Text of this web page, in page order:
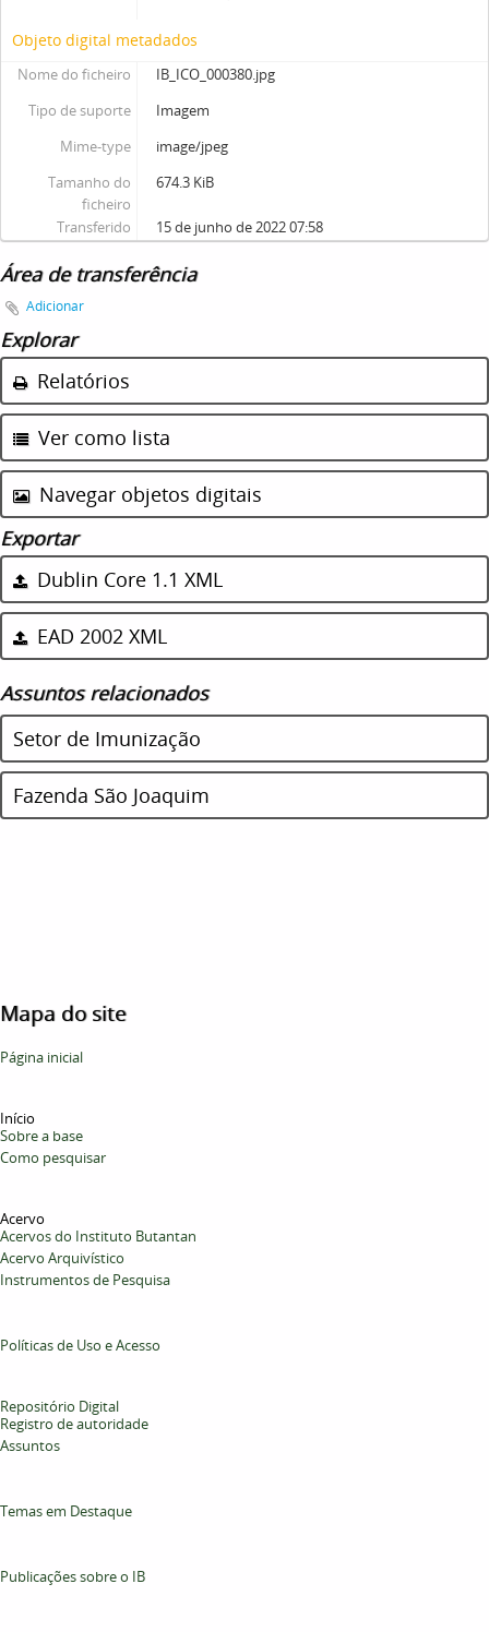
Objeto digital metadados
Nome do ficheiro
IB_ICO_000380.jpg
Tipo de suporte
Imagem
Mime-type
image/jpeg
Tamanho do
ficheiro
674.3 KiB
Transferido 15 de junho de 2022 07:58
Área de transferência
Adicionar
Explorar
Relatórios
Ver como lista
Navegar objetos digitais
Exportar
Dublin Core 1.1 XML
EAD 2002 XML
Assuntos relacionados
Setor de Imunização
Fazenda São Joaquim
Mapa do site
Página inicial
Início
Sobre a base
Como pesquisar
Acervo
Acervos do Instituto Butantan
Acervo Arquivístico
Instrumentos de Pesquisa
Políticas de Uso e Acesso
Repositório Digital
Registro de autoridade
Assuntos
Temas em Destaque
Publicações sobre o IB